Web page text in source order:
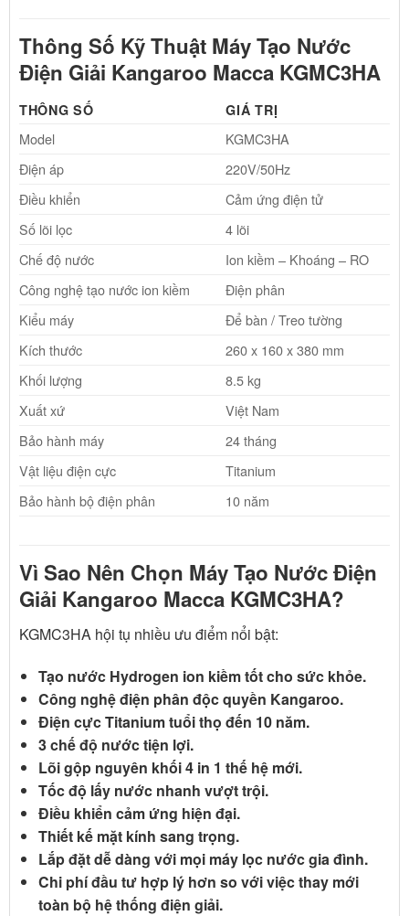
Thông Số Kỹ Thuật Máy Tạo Nước
Điện Giải Kangaroo Macca KGMC3HA
THÔNG SỐ GIÁ TRỊ
Model
KGMC3HA
Điện áp
220V/50Hz
Điều khiển
Cảm ứng điện tử
Số lõi lọc
4 lõi
Chế độ nước
Ion kiềm – Khoáng – RO
Công nghệ tạo nước ion kiềm
Điện phân
Kiểu máy
Để bàn / Treo tường
Kích thước
260 x 160 x 380 mm
Khối lượng
8.5 kg
Xuất xứ
Việt Nam
Bảo hành máy
24 tháng
Vật liệu điện cực
Titanium
Bảo hành bộ điện phân
10 năm
Vì Sao Nên Chọn Máy Tạo Nước Điện
Giải Kangaroo Macca KGMC3HA?
KGMC3HA hội tụ nhiều ưu điểm nổi bật:
Tạo nước Hydrogen ion kiềm tốt cho sức khỏe.
Công nghệ điện phân độc quyền Kangaroo.
Điện cực Titanium tuổi thọ đến 10 năm.
3 chế độ nước tiện lợi.
Lõi gộp nguyên khối 4 in 1 thế hệ mới.
Tốc độ lấy nước nhanh vượt trội.
Điều khiển cảm ứng hiện đại.
Thiết kế mặt kính sang trọng.
Lắp đặt dễ dàng với mọi máy lọc nước gia đình.
Chi phí đầu tư hợp lý hơn so với việc thay mới
toàn bộ hệ thống điện giải.